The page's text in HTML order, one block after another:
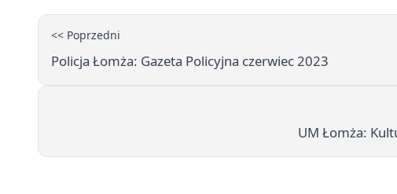
<< Poprzedni
Policja Łomża: Gazeta Policyjna czerwiec 2023
UM Łomża: